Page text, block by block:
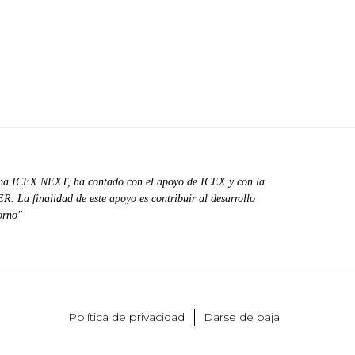
ICEX NEXT, ha contado con el apoyo de ICEX y con la
La finalidad de este apoyo es contribuir al desarrollo
Política de privacidad Darse de baja